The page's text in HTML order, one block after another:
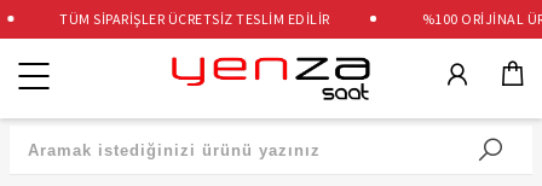
TÜM SİPARİŞLER ÜCRETSİZ TESLİM EDİLİR %100 ORİJİNAL
Kategoriler